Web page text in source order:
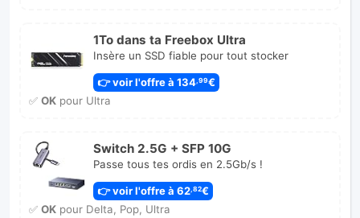
1To dans ta Freebox Ultra
Insère un SSD fiable pour tout stocker
👉 voir l'offre à 134 ,99€
✅ OKpour Ultra
Switch 2.5G + SFP 10G
Passe tous tes ordis en 2.5Gb/s !
👉 voir l'offre à 62,82€
✅ OKpour Delta, Pop, Ultra